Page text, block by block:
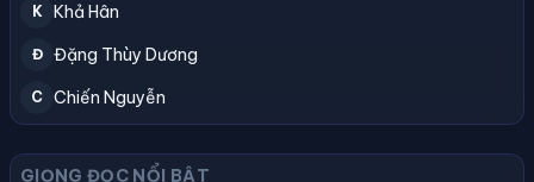
K Khả Hân
Đ Đặng Thùy Dương
C Chiến Nguyễn
GIỌNG ĐỌC NỔI BẬT